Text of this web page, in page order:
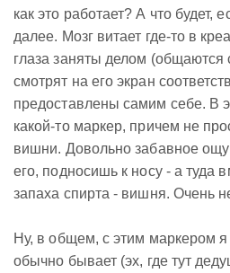
как это работает? А что будет,
далее. Мозг витает где-то в
глаза заняты делом (общаются
смотрят на его экран
предоставлены самим себе. В
какой-то маркер, причем не
вишни. Довольно забавное
его, подносишь к носу - а туда
запаха спирта - вишня. Очень
Ну, в общем, с этим маркером я
обычно бывает (эх, где тут